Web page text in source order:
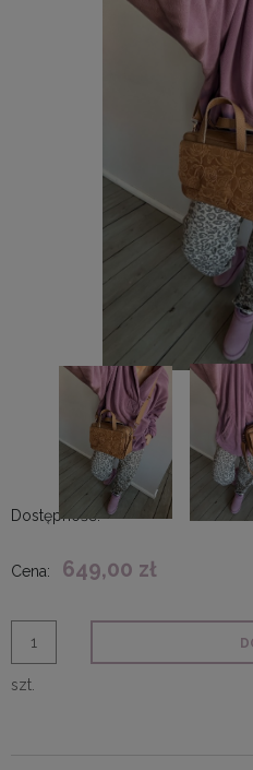
Dostępność:
Cena: 649,00 zł
szt.